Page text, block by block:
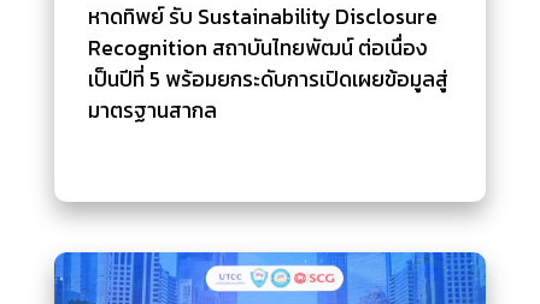
หาดทิพย์ รับ Sustainability Disclosure
Recognition สถาบันไทยพัฒน์ ต่อเนื่อง
เป็นปีที่ 5 พร้อมยกระดับการเปิดเผยข้อมูลสู่
มาตรฐานสากล